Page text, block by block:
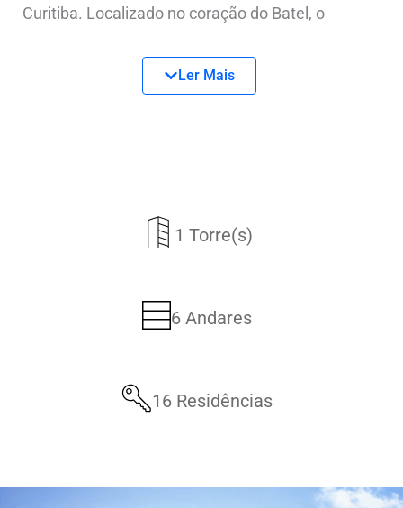
Curitiba. Localizado no coração do Batel, o
arquitetura autoral, natureza e sofisticação em
uma proposta única de moradia.
elementos naturais. Em meio ao ritmo dinâmico
da cidade, o Sublime cria uma atmosfera de
residencial que valoriza conforto, privacidade e
qualidade de vida.
Nesse sentido, o projeto transforma a ideia de
morar em uma vivência marcada pela elegância
Ler Mais
1 Torre(s)
6 Andares
16 Residências